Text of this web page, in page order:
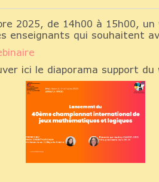
2025, de 14h00 à 15h00,
enseignants qui souhaitent
ici le diaporama support du